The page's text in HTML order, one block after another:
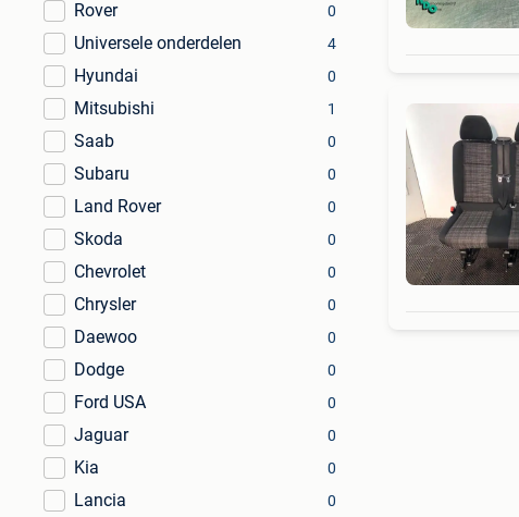
Rover 0
Universele onderdelen 4
Hyundai 0
Mitsubishi 1
Saab 0
Subaru 0
Land Rover 0
Skoda 0
Chevrolet 0
Chrysler 0
Daewoo 0
Dodge 0
Ford USA 0
Jaguar 0
Kia 0
Lancia 0